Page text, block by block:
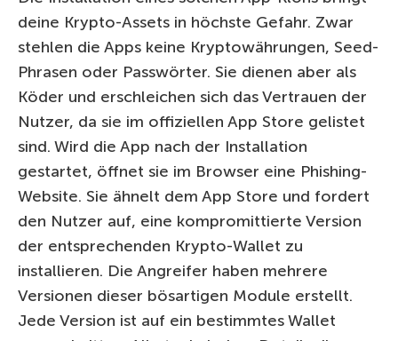
deine Krypto-Assets in höchste Gefahr. Zwar
stehlen die Apps keine Kryptowährungen, Seed-
Phrasen oder Passwörter. Sie dienen aber als
Köder und erschleichen sich das Vertrauen der
Nutzer, da sie im offiziellen App Store gelistet
sind. Wird die App nach der Installation
gestartet, öffnet sie im Browser eine Phishing-
Website. Sie ähnelt dem App Store und fordert
den Nutzer auf, eine kompromittierte Version
der entsprechenden Krypto-Wallet zu
installieren. Die Angreifer haben mehrere
Versionen dieser bösartigen Module erstellt.
Jede Version ist auf ein bestimmtes Wallet